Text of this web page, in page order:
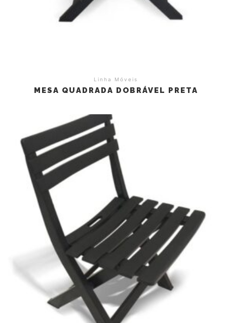
Linha Móveis
MESA QUADRADA DOBRÁVEL PRETA